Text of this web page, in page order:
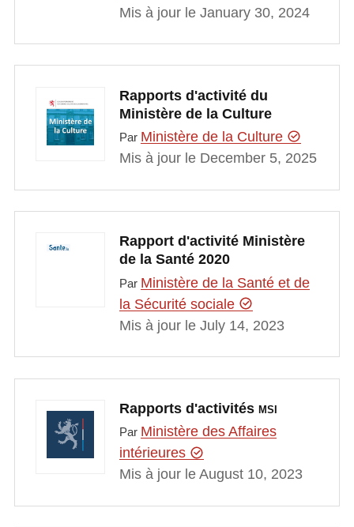
Mis à jour le January 30, 2024
Rapports d'activité du
Ministère de la Culture
Par Ministère de la Culture
Mis à jour le December 5, 2025
Rapport d'activité Ministère
de la Santé 2020
Par Ministère de la Santé et de
la Sécurité sociale
Mis à jour le July 14, 2023
Rapports d'activités MSI
Par Ministère des Affaires
intérieures
Mis à jour le August 10, 2023